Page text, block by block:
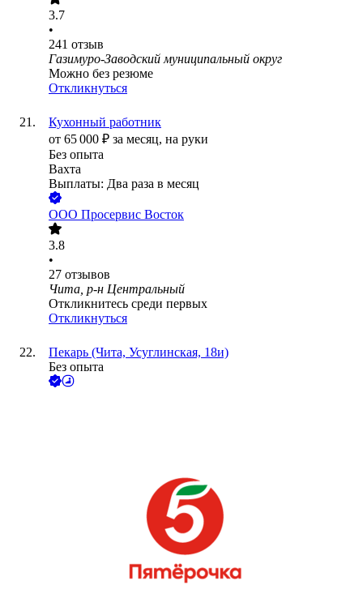
3.7
•
241 отзыв
Газимуро-Заводский муниципальный округ
Можно без резюме
Откликнуться
Кухонный работник
от 65 000 ₽ за месяц, на руки
Без опыта
Вахта
Выплаты: Два раза в месяц
ООО Просервис Восток
3.8
•
27 отзывов
Чита, р-н Центральный
Откликнитесь среди первых
Откликнуться
Пекарь (Чита, Усуглинская, 18и)
Без опыта